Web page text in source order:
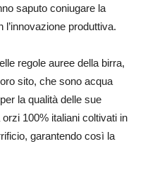
saputo coniugare la
l’innovazione produttiva.
regole auree della birra,
sito, che sono acqua
la qualità delle sue
100% italiani coltivati in
garantendo così la